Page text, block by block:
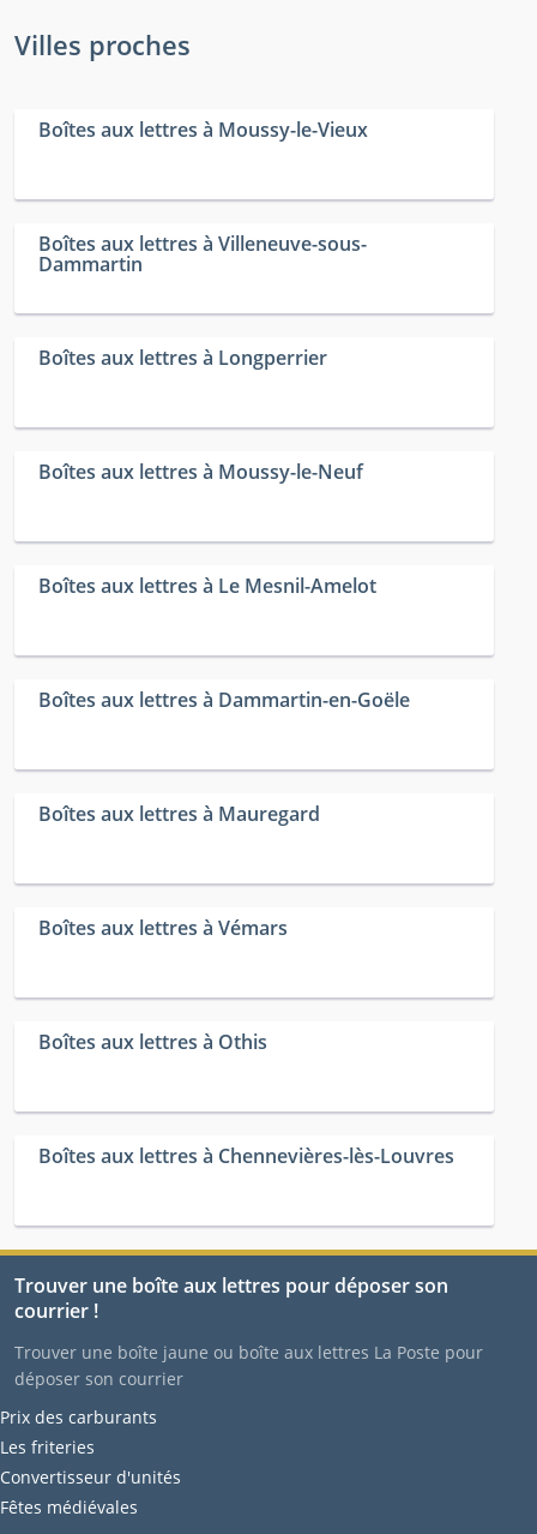
Villes proches
Boîtes aux lettres à Moussy-le-Vieux
Boîtes aux lettres à Villeneuve-sous-
Dammartin
Boîtes aux lettres à Longperrier
Boîtes aux lettres à Moussy-le-Neuf
Boîtes aux lettres à Le Mesnil-Amelot
Boîtes aux lettres à Dammartin-en-Goële
Boîtes aux lettres à Mauregard
Boîtes aux lettres à Vémars
Boîtes aux lettres à Othis
Boîtes aux lettres à Chennevières-lès-Louvres
Trouver une boîte aux lettres pour déposer son
courrier !
Trouver une boîte jaune ou boîte aux lettres La Poste pour
déposer son courrier
Prix des carburants
Les friteries
Convertisseur d'unités
Fêtes médiévales